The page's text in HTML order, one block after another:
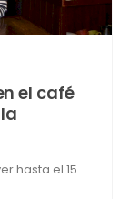
el café
hasta el 15